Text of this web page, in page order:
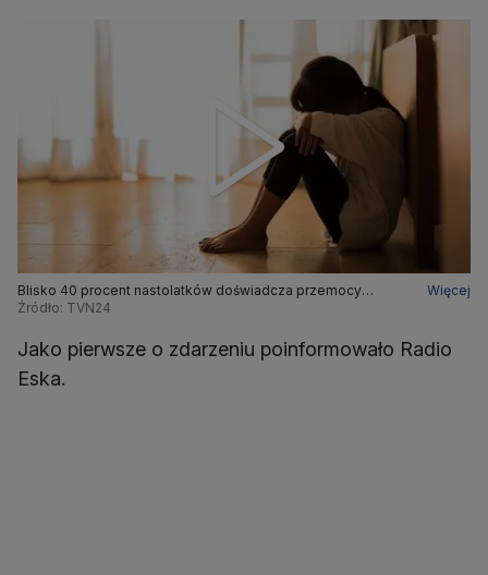
Blisko 40 procent nastolatków doświadcza przemocy
rówieśniczej. MEN o sposobie na przeciwdziałanie zjawisku
Więcej
Źródło: TVN24
Jako pierwsze o zdarzeniu poinformowało Radio
Eska.